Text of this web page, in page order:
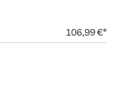
106,99 €*